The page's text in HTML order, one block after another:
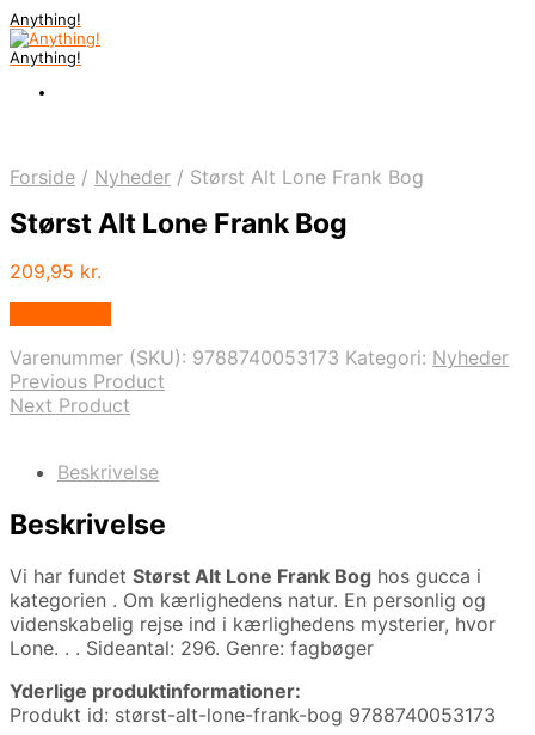
Anything!
Anything!
Forside / Nyheder / Størst Alt Lone Frank Bog
Størst Alt Lone Frank Bog
209,95 kr.
Varenummer (SKU): 9788740053173 Kategori: Nyheder
Previous Product
Next Product
Beskrivelse
Beskrivelse
Vi har fundet Størst Alt Lone Frank Bog hos gucca i
kategorien . Om kærlighedens natur. En personlig og
videnskabelig rejse ind i kærlighedens mysterier, hvor
Lone. . . Sideantal: 296. Genre: fagbøger
Yderlige produktinformationer:
Produkt id: størst-alt-lone-frank-bog 9788740053173